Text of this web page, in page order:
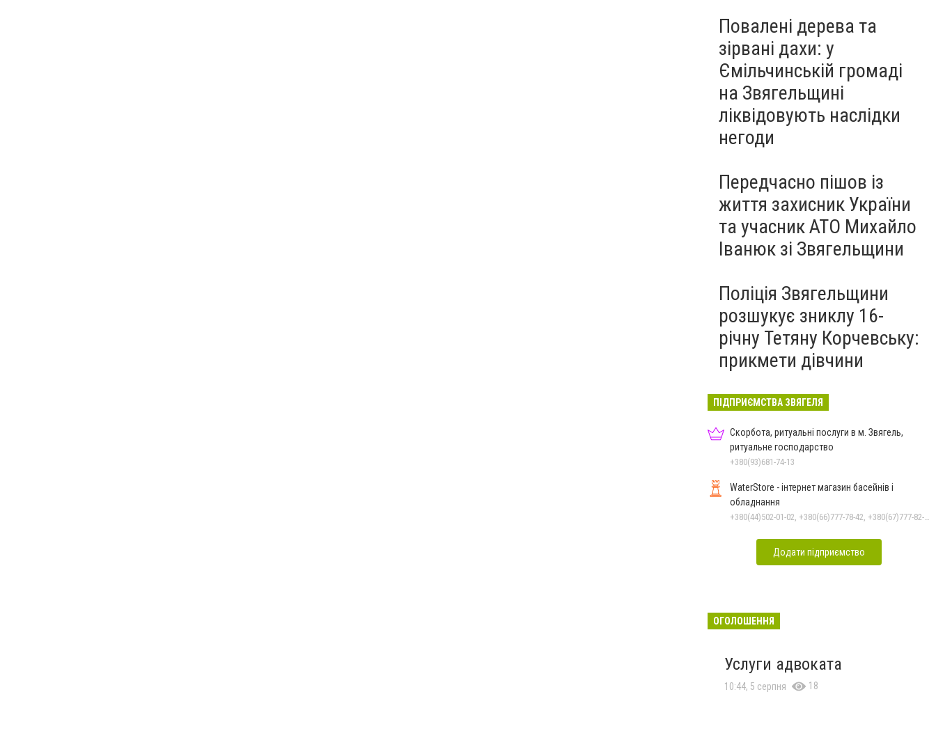
Повалені дерева та
зірвані дахи: у
Ємільчинській громаді
на Звягельщині
ліквідовують наслідки
негоди
Передчасно пішов із
життя захисник України
та учасник АТО Михайло
Іванюк зі Звягельщини
Поліція Звягельщини
розшукує зниклу 16-
річну Тетяну Корчевську:
прикмети дівчини
ПІДПРИЄМСТВА ЗВЯГЕЛЯ
Скорбота, ритуальні послуги в м. Звягель,
ритуальне господарство
+380(93)681-74-13
WaterStore - інтернет магазин басейнів і
обладнання
+380(44)502-01-02, +380(66)777-78-42, +380(67)777-82-19, +380(67)890-80-80, +380(73)890-80-80, +380(44)502-01-03
Додати підприємство
ОГОЛОШЕННЯ
Услуги адвоката
10:44, 5 серпня 18